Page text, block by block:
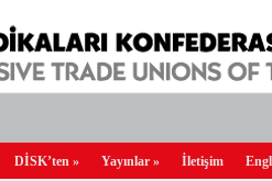
DİSK’ten » Yayınlar » İletişim